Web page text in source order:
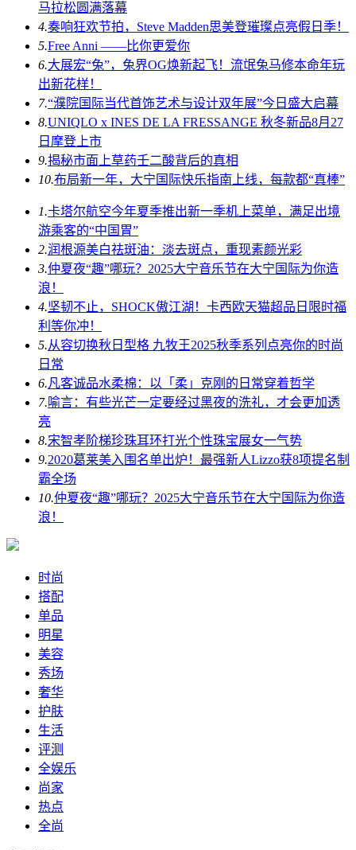
马拉松圆满落幕
4.奏响狂欢节拍，Steve Madden思美登璀璨点亮假日季！
5.Free Anni ——比你更爱你
6.大展宏“兔”，兔界OG焕新起飞！流氓兔马修本命年玩
出新花样！
7.“濮院国际当代首饰艺术与设计双年展”今日盛大启幕
8.UNIQLO x INES DE LA FRESSANGE 秋冬新品8月27
日摩登上市
9.揭秘市面上草药壬二酸背后的真相
10.布局新一年，大宁国际快乐指南上线，每款都“真棒”
1.卡塔尔航空今年夏季推出新一季机上菜单，满足出境
游乘客的“中国胃”
2.润根源美白祛斑油：淡去斑点，重现素颜光彩
3.仲夏夜“趣”哪玩？2025大宁音乐节在大宁国际为你造
浪！
4.坚韧不止，SHOCK傲江湖！卡西欧天猫超品日限时福
利等你冲！
5.从容切换秋日型格 九牧王2025秋季系列点亮你的时尚
日常
6.凡客诚品水柔棉：以「柔」克刚的日常穿着哲学
7.喻言：有些光芒一定要经过黑夜的洗礼，才会更加透
亮
8.宋智孝阶梯珍珠耳环打光个性珠宝展女一气势
9.2020葛莱美入围名单出炉！最强新人Lizzo获8项提名制
霸全场
10.仲夏夜“趣”哪玩？2025大宁音乐节在大宁国际为你造
浪！
时尚
搭配
单品
明星
美容
秀场
奢华
护肤
生活
评测
全娱乐
尚家
热点
全尚